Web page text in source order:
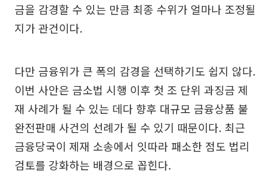
금을 감경할 수 있는 만큼 최종 수위가 얼마나 조정될
지가 관건이다.
다만 금융위가 큰 폭의 감경을 선택하기도 쉽지 않다.
이번 사안은 금소법 시행 이후 첫 조 단위 과징금 제
재 사례가 될 수 있는 데다 향후 대규모 금융상품 불
완전판매 사건의 선례가 될 수 있기 때문이다. 최근
금융당국이 제재 소송에서 잇따라 패소한 점도 법리
검토를 강화하는 배경으로 꼽힌다.